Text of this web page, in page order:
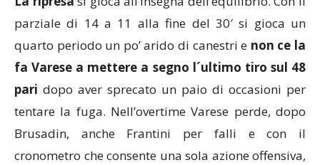
parziale di 14 a 11 alla fine del 30′ si gioca un
quarto periodo un po’ arido di canestri e non ce la
fa Varese a mettere a segno l´ultimo tiro sul 48
pari dopo aver sprecato un paio di occasioni per
tentare la fuga. Nell’overtime Varese perde, dopo
Brusadin, anche Frantini per falli e con il
cronometro che consente una sola azione offensiva,